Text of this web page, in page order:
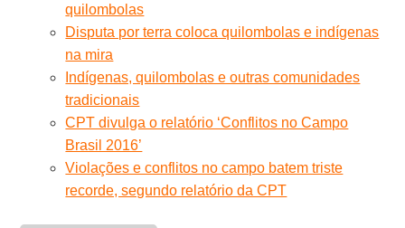
quilombolas
Disputa por terra coloca quilombolas e indígenas
na mira
Indígenas, quilombolas e outras comunidades
tradicionais
CPT divulga o relatório ‘Conflitos no Campo
Brasil 2016’
Violações e conflitos no campo batem triste
recorde, segundo relatório da CPT